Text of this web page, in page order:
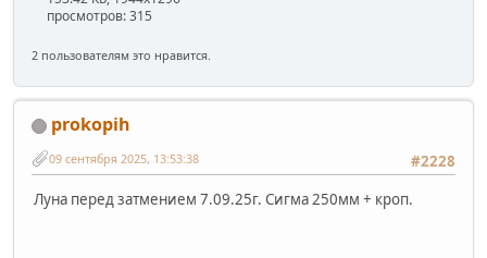
просмотров: 315
2 пользователям это нравится.
prokopih
#2228
09 сентября 2025, 13:53:38
Луна перед затмением 7.09.25г. Сигма 250мм + кроп.